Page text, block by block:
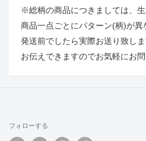
※総柄の商品につきましては、
商品一点ごとにパターン(柄)が異
発送前でしたら実際お送り致し
お伝えできますのでお気軽にお問
フォローする